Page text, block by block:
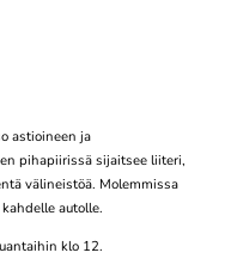
8-18)
euroa
astioineen ja
pihapiirissä sijaitsee liiteri,
välineistöä. Molemmissa
autolle.
klo 12.